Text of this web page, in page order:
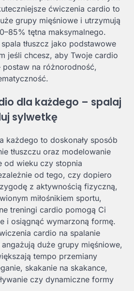
ćwiczenia cardio to
grupy mięśniowe i utrzymują
tętna maksymalnego.
tłuszcz jako podstawowe
jeśli chcesz, aby Twoje cardio
postaw na różnorodność,
dla każdego – spalaj
sylwetkę
każdego to doskonały sposób
tłuszczu oraz modelowanie
od wieku czy stopnia
od tego, czy dopiero
z aktywnością fizyczną,
miłośnikiem sportu,
treningi cardio pomogą Ci
i osiągnąć wymarzoną formę.
cardio na spalanie
duże grupy mięśniowe,
tempo przemiany
skakanie na skakance,
czy dynamiczne formy